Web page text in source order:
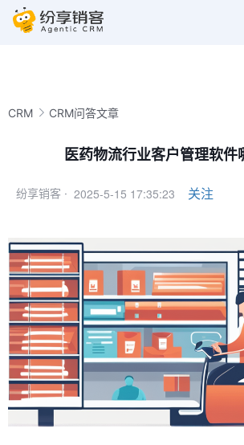
CRM CRM问答文章
医药物流行业客户管理软件
纷享销客 · 2025-5-15 17:35:23 关注